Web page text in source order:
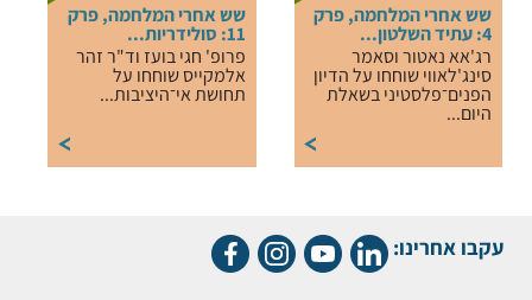
שש אחרי המלחמה, פרק
4: עתיד השלטון...
רג'אא נאטור וסאמר
סינג'לאווי שוחחו על הדיון
הפנים־פלסטיני בשאלת
היום...
שש אחרי המלחמה, פרק
11: סולידריות...
פרופ' חגי בועז וד"ר זהר
אלמקייס שוחחו על
תחושת אי־היציבות...
עקבו אחרינו: